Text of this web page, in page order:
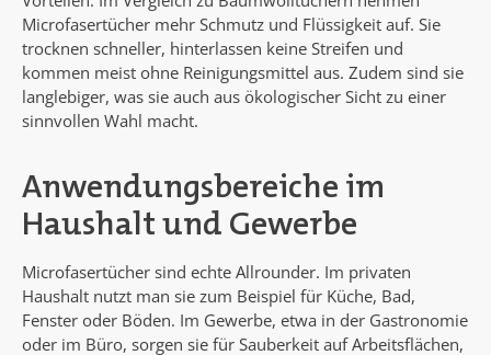
Microfasertücher mehr Schmutz und Flüssigkeit auf. Sie
trocknen schneller, hinterlassen keine Streifen und
kommen meist ohne Reinigungsmittel aus. Zudem sind sie
langlebiger, was sie auch aus ökologischer Sicht zu einer
sinnvollen Wahl macht.
Anwendungsbereiche im
Haushalt und Gewerbe
Microfasertücher sind echte Allrounder. Im privaten
Haushalt nutzt man sie zum Beispiel für Küche, Bad,
Fenster oder Böden. Im Gewerbe, etwa in der Gastronomie
oder im Büro, sorgen sie für Sauberkeit auf Arbeitsflächen,